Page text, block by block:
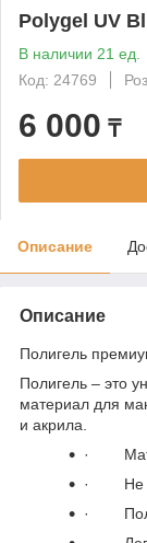
Polygel UV
В наличии 21 ед.
Код: 24769
6 000 ₸
Описание
Описание
Полигель
Полигель – это
материал для
и акрила.
·
· Не
·